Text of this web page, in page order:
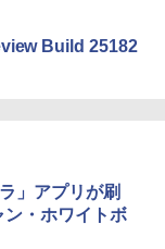
Build 25182
」アプリが刷
ン・ホワイトボ